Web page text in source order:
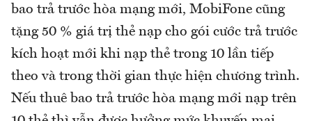
bao trả trước hòa mạng mới, MobiFone cũng
tặng 50 % giá trị thẻ nạp cho gói cước trả trước
kích hoạt mới khi nạp thẻ trong 10 lần tiếp
theo và trong thời gian thực hiện chương trình.
Nếu thuê bao trả trước hòa mạng mới nạp trên